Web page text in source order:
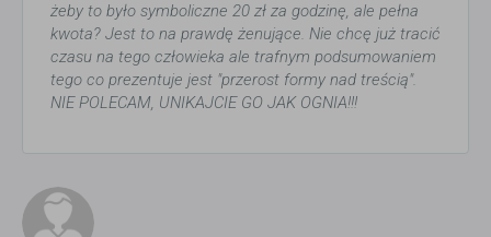
żeby to było symboliczne 20 zł za godzinę, ale pełna
kwota? Jest to na prawdę żenujące. Nie chcę już tracić
czasu na tego człowieka ale trafnym podsumowaniem
tego co prezentuje jest "przerost formy nad treścią".
NIE POLECAM, UNIKAJCIE GO JAK OGNIA!!!